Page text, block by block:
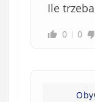
Ile
0 0